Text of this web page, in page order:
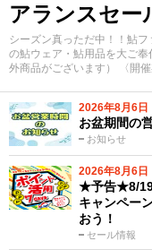
アランスセー
シーズン真っただ中！！鮎
の鮎ウェア・鮎用品を大ご
外商品がございます） 〈開
2026年8月6日
お知らせ
お盆期間の
2026年8月6日
セール情報
★予告★8/19
キャンペー
おう！